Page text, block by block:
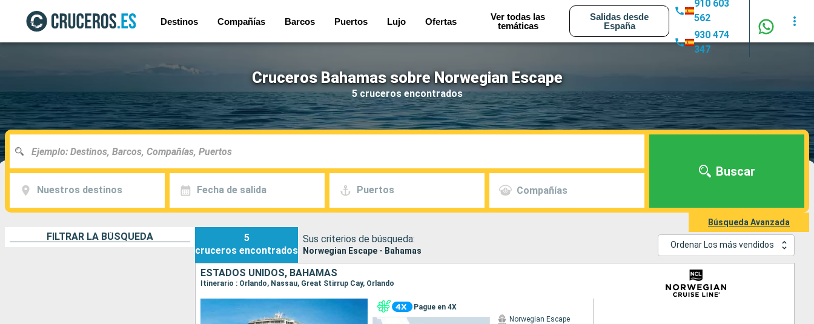
Destinos Compañías Barcos Puertos Lujo Ofertas
Ver todas las
temáticas
Salidas desde
España
910 603
562
930 474
347
Cruceros Bahamas sobre Norwegian Escape
5 cruceros encontrados
Nuestros destinos Fecha de salida Puertos Compañías
Buscar
Búsqueda Avanzada
FILTRAR LA BÚSQUEDA
5
cruceros encontrados
Sus criterios de búsqueda:
Norwegian Escape - Bahamas
Ordenar Los más vendidos
ESTADOS UNIDOS, BAHAMAS
Itinerario : Orlando, Nassau, Great Stirrup Cay, Orlando
Pague en 4X
Norwegian Escape